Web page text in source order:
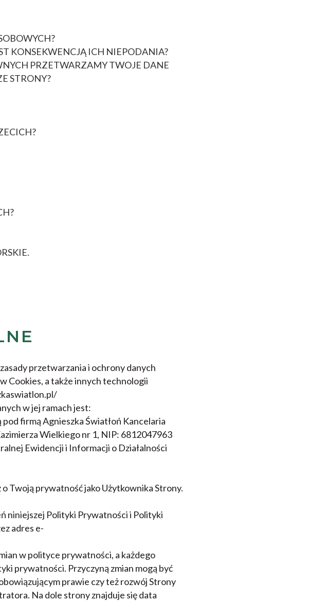
KONSEKWENCJĄ ICH NIEPODANIA?
PRZETWARZAMY TWOJE DANE
STRONY?
przetwarzania i ochrony danych
Cookies, a także innych technologii
w jej ramach jest:
firmą Agnieszka Światłoń Kancelaria
Wielkiego nr 1, NIP: 6812047963
Ewidencji i Informacji o Działalności
Twoją prywatność jako Użytkownika Strony.
niniejszej Polityki Prywatności i Polityki
adres e-
w polityce prywatności, a każdego
prywatności. Przyczyną zmian mogą być
prawie czy też rozwój Strony
Na dole strony znajduje się data